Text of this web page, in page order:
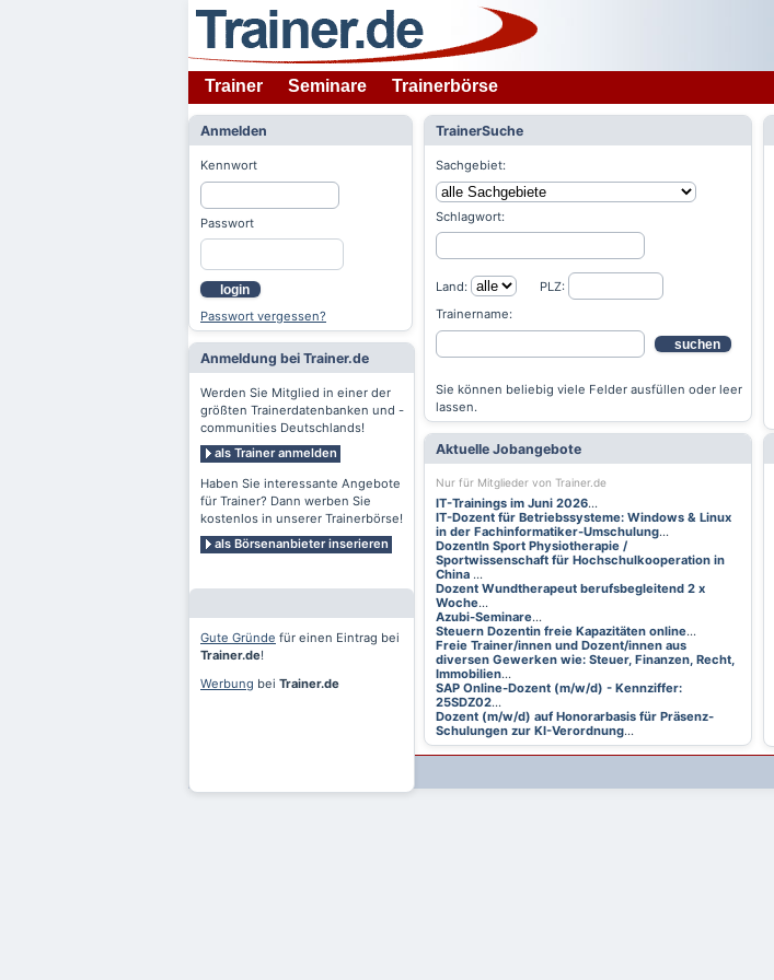
Trainer Seminare Trainerbörse
Anmelden
Kennwort
Passwort
login
Passwort vergessen?
Anmeldung bei Trainer.de
Werden Sie Mitglied in einer der
größten Trainerdatenbanken und -
communities Deutschlands!
als Trainer anmelden
Haben Sie interessante Angebote
für Trainer? Dann werben Sie
kostenlos in unserer Trainerbörse!
als Börsenanbieter inserieren
Gute Gründe für einen Eintrag bei
Trainer.de!
Werbung bei Trainer.de
TrainerSuche
Sachgebiet:
Schlagwort:
Land:
PLZ:
Trainername:
suchen
Sie können beliebig viele Felder ausfüllen oder leer
lassen.
Aktuelle Jobangebote
Nur für Mitglieder von Trainer.de
IT-Trainings im Juni 2026...
IT-Dozent für Betriebssysteme: Windows & Linux
in der Fachinformatiker-Umschulung...
DozentIn Sport Physiotherapie /
Sportwissenschaft für Hochschulkooperation in
China ...
Dozent Wundtherapeut berufsbegleitend 2 x
Woche...
Azubi-Seminare...
Steuern Dozentin freie Kapazitäten online...
Freie Trainer/innen und Dozent/innen aus
diversen Gewerken wie: Steuer, Finanzen, Recht,
Immobilien...
SAP Online-Dozent (m/w/d) - Kennziffer:
25SDZ02...
Dozent (m/w/d) auf Honorarbasis für Präsenz-
Schulungen zur KI-Verordnung...